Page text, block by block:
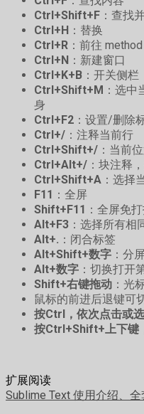
Ctrl+Shift+F ：查找
Ctrl+H ：替换
Ctrl+R ：前往 method
Ctrl+N ：新建窗口
Ctrl+K+B ：开关侧栏
Ctrl+Shift+M ：选
身
Ctrl+F2 ：设置/删除
Ctrl+/ ：注释当前行
Ctrl+Shift+/ ：当前
Ctrl+Alt+/ ：块注释
Ctrl+Shift+A ：选择
F11 ：全屏
Shift+F11 ：全屏免
Alt+F3 ：选择所有相
Alt+. ：闭合标签
Alt+Shift+数字 ：分
Alt+数字 ：切换打开
Shift+右键拖动 ：光
鼠标的前进后退键可
按Ctrl，依次点击或
按Ctrl+Shift+上下键
扩展阅读
Sublime Text 使用介绍、